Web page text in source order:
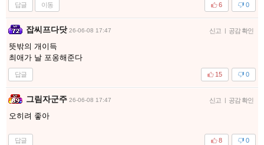
답글 이동 0
6
잡씨프다닷 26-06-08 17:47 신고 | 공감 확인
뜻밖의 개이득
최애가 날 포옹해준다
답글 0
15
그림자군주 26-06-08 17:47 신고 | 공감 확인
오히려 좋아
답글 0
8